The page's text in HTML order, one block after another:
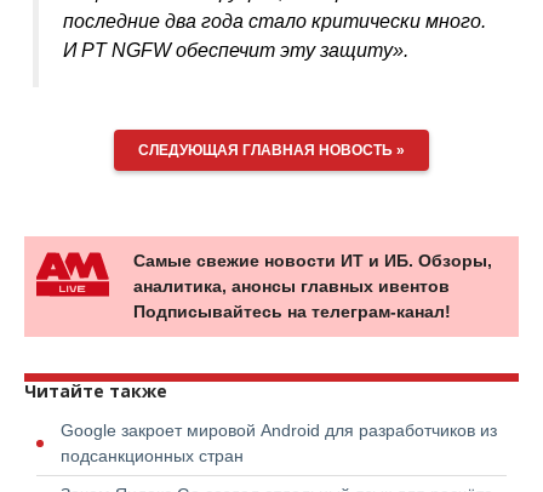
последние два года стало критически много.
И PT NGFW обеспечит эту защиту».
СЛЕДУЮЩАЯ ГЛАВНАЯ НОВОСТЬ »
Самые свежие новости ИТ и ИБ. Обзоры,
аналитика, анонсы главных ивентов
Подписывайтесь на телеграм-канал!
Читайте также
Google закроет мировой Android для разработчиков из
подсанкционных стран